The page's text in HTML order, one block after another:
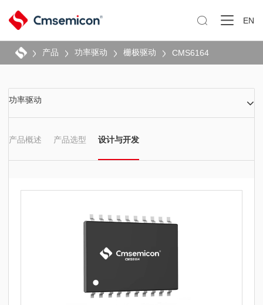
 EN
产品 功率驱动 栅极驱动 CMS6164
功率驱动
产品概述 产品选型 设计与开发